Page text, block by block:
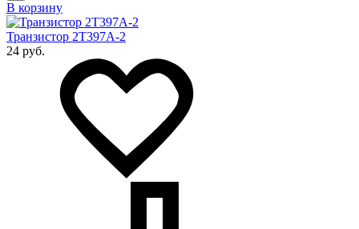
В корзину
Транзистор 2Т397А-2
24 руб.